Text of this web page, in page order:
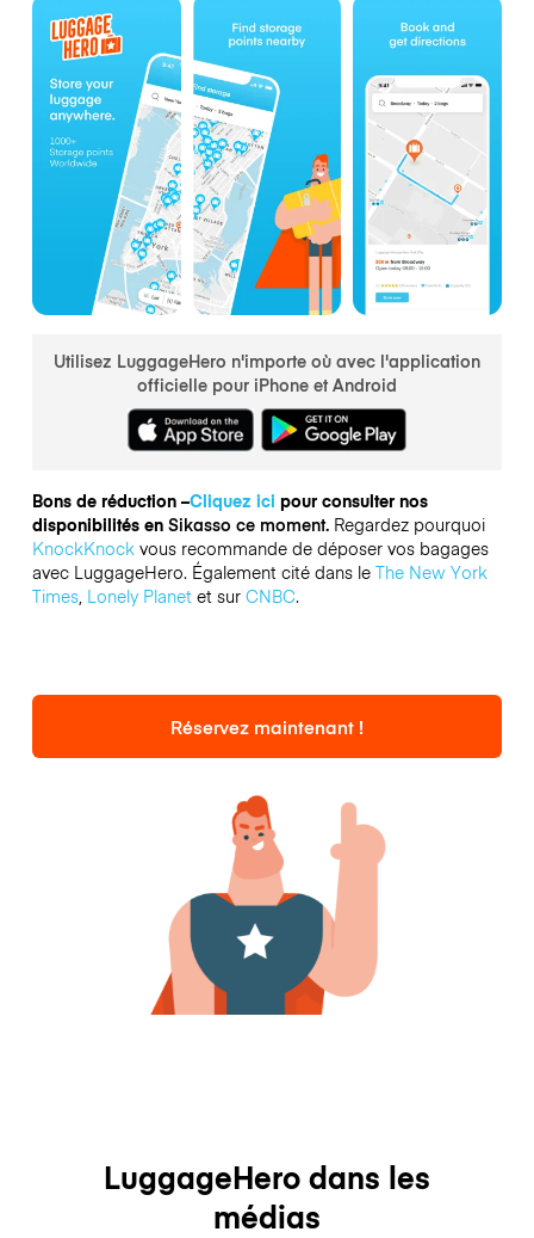
Utilisez LuggageHero n'importe où avec l'application
officielle pour iPhone et Android
Bons de réduction –Cliquez ici pour consulter nos
disponibilités en Sikasso ce moment. Regardez pourquoi
KnockKnockvous recommande de déposer vos bagages
avec LuggageHero. Également cité dans le The New York
Times, Lonely Planetet sur CNBC.
Réservez maintenant !
LuggageHero dans les
médias